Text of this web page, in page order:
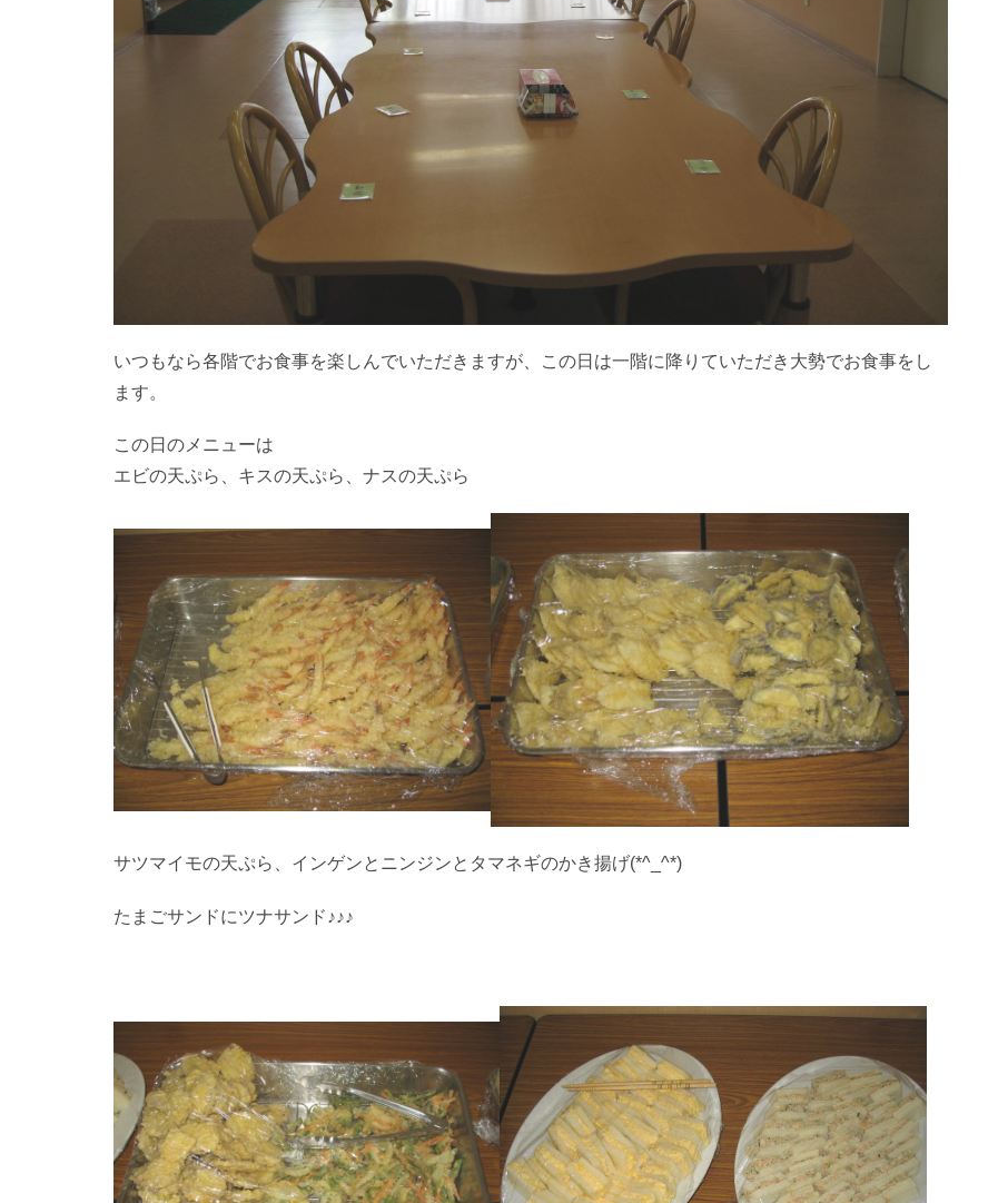
いつもなら各階でお食事を楽しんでいただきますが、この日は一階に降りていただき大勢でお食事をし
ます。
この日のメニューは
エビの天ぷら、キスの天ぷら、ナスの天ぷら
サツマイモの天ぷら、インゲンとニンジンとタマネギのかき揚げ(*^_^*)
たまごサンドにツナサンド♪♪♪